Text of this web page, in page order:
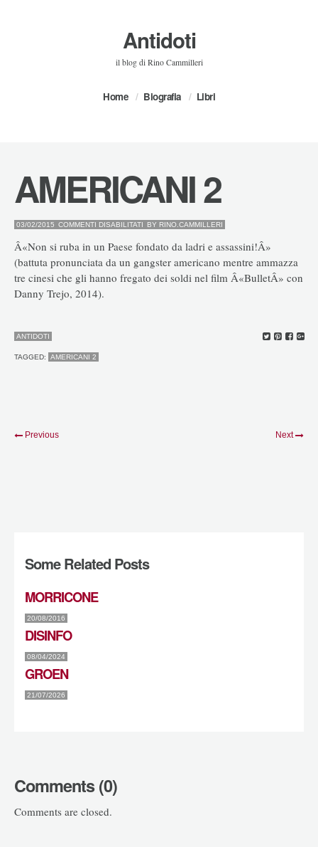
Antidoti
il blog di Rino Cammilleri
Home Biografia Libri
AMERICANI 2
03/02/2015 COMMENTI DISABILITATI SU
BY RINO.CAMMILLERI
Â«Non si ruba in un Paese fondato da ladri e assassini!Â»
(battuta pronunciata da un gangster americano mentre ammazza
tre cinesi che gli hanno fregato dei soldi nel film Â«BulletÂ» con
Danny Trejo, 2014).
ANTIDOTI
TAGGED: AMERICANI 2
Previous Next
Some Related Posts
MORRICONE
20/08/2016
DISINFO
08/04/2024
GROEN
21/07/2026
Comments (0)
Comments are closed.